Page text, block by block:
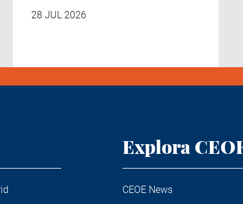
28 JUL 2026
Explora
CEOE News